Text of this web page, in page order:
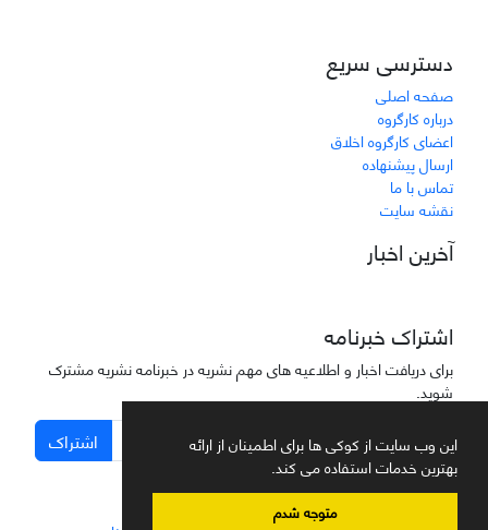
این وب سایت از کوکی ها برای اطمینان از ارائه
بهترین خدمات استفاده می کند.
متوجه شدم
دسترسی سریع
صفحه اصلی
درباره کارگروه
اعضای کارگروه اخلاق
ارسال پیشنهاده
تماس با ما
نقشه سایت
آخرین اخبار
اشتراک خبرنامه
برای دریافت اخبار و اطلاعیه های مهم نشریه در خبرنامه نشریه مشترک
شوید.
اشتراک